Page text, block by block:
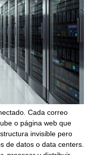
Cada correo
o página web que
invisible pero
de datos o data centers.